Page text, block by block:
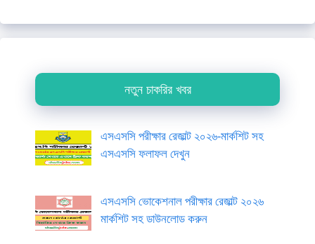
নতুন চাকরির খবর
এসএসসি পরীক্ষার রেজাল্ট ২০২৬-মার্কশিট সহ
এসএসসি ফলাফল দেখুন
এসএসসি ভোকেশনাল পরীক্ষার রেজাল্ট ২০২৬
মার্কশিট সহ ডাউনলোড করুন